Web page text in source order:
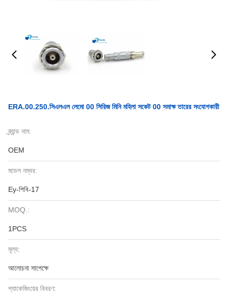
ERA.00.250.সিএলএল লেমো 00 সিরিজ মিনি মহিলা সকেট 00 সমাক্ষ তারের সংযোগকারী
ব্র্যান্ড নাম:
OEM
মডেল নম্বর:
Ey-পিবি-17
MOQ.:
1PCS
মূল্য:
আলোচনা সাপেক্ষে
প্যাকেজিংয়ের বিবরণ: